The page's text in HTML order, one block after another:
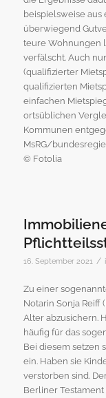
beispielsweise
überwiegend
teure Wohnungen
verfälscht. Auch
(qualifizierter
qualifizierten
einfachen
ortsüblichen
Kommunen
MsRG/
© Fotolia
16. September 2021 /
Zu einer
Notarin Sonja Reiff
Alter abzusichern.
häufig für das
Bei diesem setzen
ein. Haben sie
verstorben sind.
Berliner